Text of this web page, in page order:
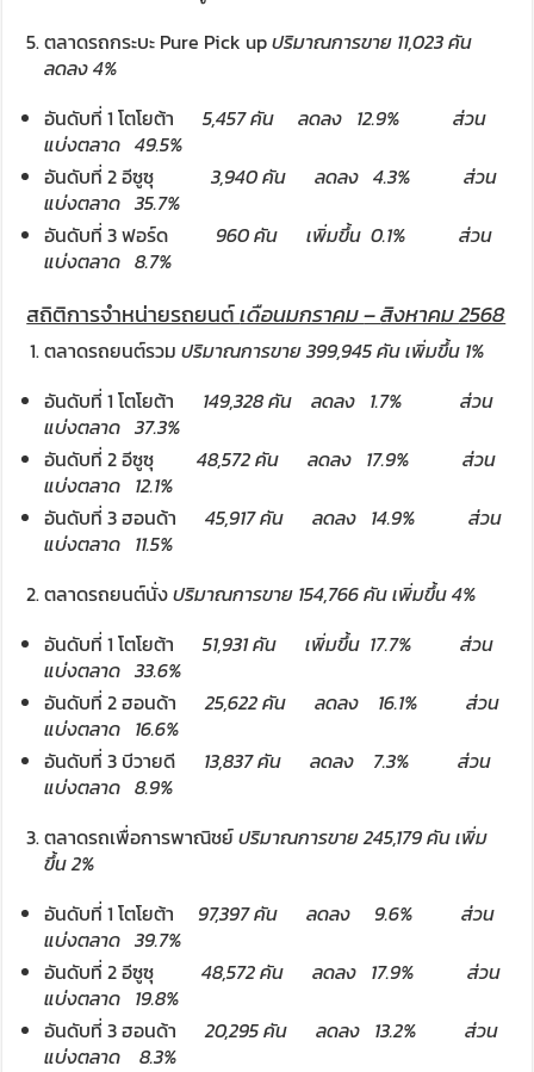
ตลาดรถกระบะ Pure Pick upปริมาณการขาย 11,023คัน
ลดลง4%
อันดับที่ 1 โตโยต้า5,457คัน ลดลง 12.9%
ส่วน
แบ่งตลาด 49.5%
อันดับที่ 2 อีซูซุ 3,940คัน ลดลง 4.3%ส่วน
แบ่งตลาด 35.7%
อันดับที่ 3 ฟอร์ด
960คัน เพิ่มขึ้น 0.1%ส่วน
แบ่งตลาด 8.7%
สถิติการจำหน่ายรถยนต์เดือนมกราคม–สิงหาคม2568
ตลาดรถยนต์รวมปริมาณการขาย399,945คัน เพิ่มขึ้น 1%
อันดับที่ 1 โตโยต้า 149,328คัน ลดลง 1.7%ส่วน
แบ่งตลาด 37.3%
อันดับที่ 2 อีซูซุ
48,572คัน ลดลง 17.9%
ส่วน
แบ่งตลาด 12.1%
อันดับที่ 3 ฮอนด้า45,917คัน ลดลง 14.9%ส่วน
แบ่งตลาด 11.5%
ตลาดรถยนต์นั่งปริมาณการขาย 154,766คัน เพิ่มขึ้น4%
อันดับที่ 1 โตโยต้า51,931คัน เพิ่มขึ้น 17.7%ส่วน
แบ่งตลาด 33.6%
อันดับที่ 2 ฮอนด้า25,622คัน ลดลง 16.1%ส่วน
แบ่งตลาด 16.6%
อันดับที่ 3 บีวายดี 13,837คัน ลดลง 7.3%ส่วน
แบ่งตลาด 8.9%
ตลาดรถเพื่อการพาณิชย์ปริมาณการขาย245,179คัน เพิ่ม
ขึ้น2%
อันดับที่ 1 โตโยต้า 97,397คัน ลดลง 9.6%
ส่วน
แบ่งตลาด 39.7%
อันดับที่ 2 อีซูซุ
48,572คัน ลดลง 17.9%
ส่วน
แบ่งตลาด 19.8%
อันดับที่ 3 ฮอนด้า20,295คัน ลดลง 13.2%ส่วน
แบ่งตลาด
8.3%